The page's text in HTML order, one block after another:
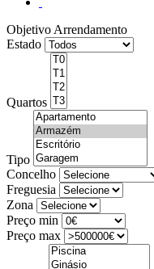
Objetivo Arrendamento
Estado
Quartos
Tipo
Concelho
Freguesia
Zona
Preço min
Preço max